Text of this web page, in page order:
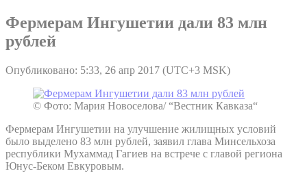
Фермерам Ингушетии дали 83 млн
рублей
Опубликовано: 5:33, 26 апр 2017 (UTC+3 MSK)
© Фото: Мария Новоселова/ “Вестник Кавказа“
Фермерам Ингушетии на улучшение жилищных условий
было выделено 83 млн рублей, заявил глава Минсельхоза
республики Мухаммад Гагиев на встрече с главой региона
Юнус-Беком Евкуровым.